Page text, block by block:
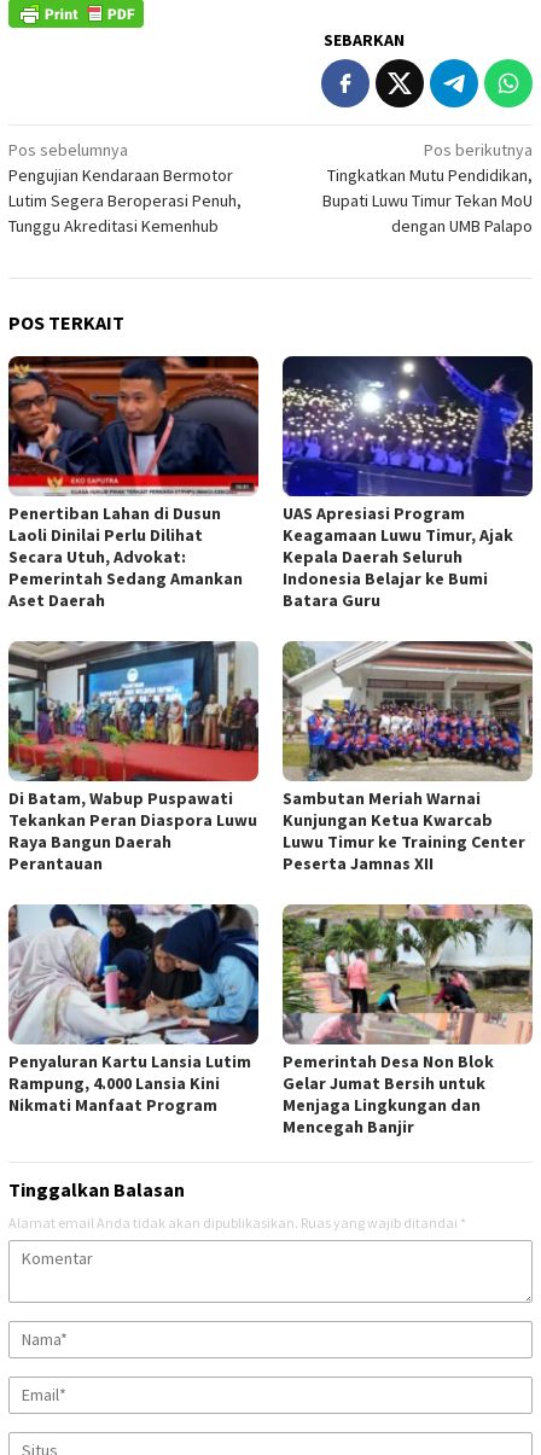
SEBARKAN
Navigasi
pos
Pos sebelumnya
Pengujian Kendaraan Bermotor
Lutim Segera Beroperasi Penuh,
Tunggu Akreditasi Kemenhub
Pos berikutnya
Tingkatkan Mutu Pendidikan,
Bupati Luwu Timur Tekan MoU
dengan UMB Palapo
POS TERKAIT
Penertiban Lahan di Dusun
Laoli Dinilai Perlu Dilihat
Secara Utuh, Advokat:
Pemerintah Sedang Amankan
Aset Daerah
UAS Apresiasi Program
Keagamaan Luwu Timur, Ajak
Kepala Daerah Seluruh
Indonesia Belajar ke Bumi
Batara Guru
Di Batam, Wabup Puspawati
Tekankan Peran Diaspora Luwu
Raya Bangun Daerah
Perantauan
Sambutan Meriah Warnai
Kunjungan Ketua Kwarcab
Luwu Timur ke Training Center
Peserta Jamnas XII
Penyaluran Kartu Lansia Lutim
Rampung, 4.000 Lansia Kini
Nikmati Manfaat Program
Pemerintah Desa Non Blok
Gelar Jumat Bersih untuk
Menjaga Lingkungan dan
Mencegah Banjir
Tinggalkan Balasan
Alamat email Anda tidak akan dipublikasikan. Ruas yang wajib ditandai *